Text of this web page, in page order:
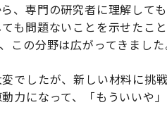
、専門の研究者に理解して
も問題ないことを示せたこ
この分野は広がってきました
でしたが、新しい材料に挑
力になって、「もういいや